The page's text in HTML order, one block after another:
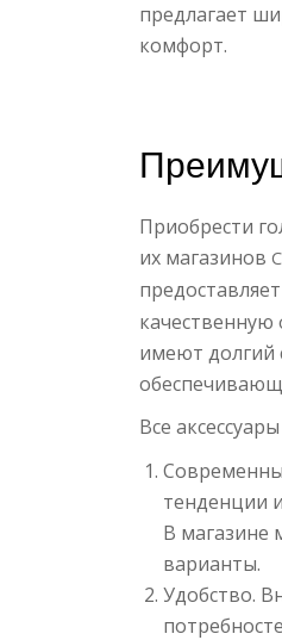
предлагает
комфорт.
Приобрести
их магазинов
качественную
имеют долгий
Все аксессуары
тенденции
В магазине
варианты.
Удобство.